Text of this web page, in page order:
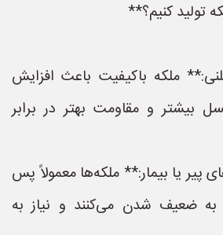
ملکه باکیفیت باعث افزایش
بیشتر و مقاومت بهتر در برابر
پیر یا بیمار:** ملکه‌ها معمولاً پس
به ضعیف شدن می‌کنند و نیاز به